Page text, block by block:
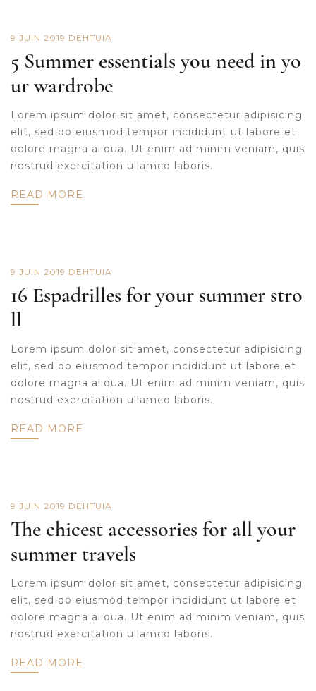
9 JUIN 2019 DE HTUIA
5 Summer essentials you need in yo
ur wardrobe
Lorem ipsum dolor sit amet, consectetur adipisicing
elit, sed do eiusmod tempor incididunt ut labore et
dolore magna aliqua. Ut enim ad minim veniam, quis
nostrud exercitation ullamco laboris.
READ MORE
9 JUIN 2019 DE HTUIA
16 Espadrilles for your summer stro
ll
Lorem ipsum dolor sit amet, consectetur adipisicing
elit, sed do eiusmod tempor incididunt ut labore et
dolore magna aliqua. Ut enim ad minim veniam, quis
nostrud exercitation ullamco laboris.
READ MORE
9 JUIN 2019 DE HTUIA
The chicest accessories for all your
summer travels
Lorem ipsum dolor sit amet, consectetur adipisicing
elit, sed do eiusmod tempor incididunt ut labore et
dolore magna aliqua. Ut enim ad minim veniam, quis
nostrud exercitation ullamco laboris.
READ MORE